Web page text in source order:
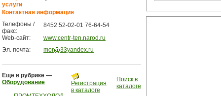
услуги
Контактная информация
Телефоны /
факс:
8452 52-02-01 76-64-54
Web-сайт:
www.centr-ten.narod.ru
Эл. почта:
mor 33yandex.ru
Еще в рубрике —
Оборудование
Регистрация
в каталоге
Поиск в
каталоге